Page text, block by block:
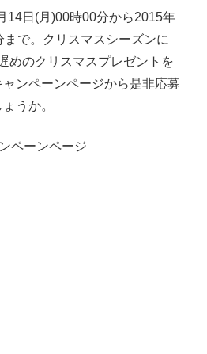
14日(月)00時00分から2015年
で。クリスマスシーズンに
めのクリスマスプレゼントを
ンペーンページから是非応募
うか。
ペーンページ